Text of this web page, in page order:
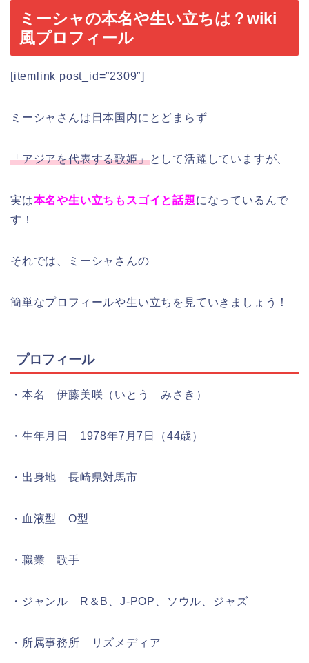
ミーシャの本名や生い立ちは？wiki
風プロフィール
[itemlink post_id=”2309″]
ミーシャさんは日本国内にとどまらず
「アジアを代表する歌姫」として活躍していますが、
実は本名や生い立ちもスゴイと話題になっているんで
す！
それでは、ミーシャさんの
簡単なプロフィールや生い立ちを見ていきましょう！
プロフィール
・本名 伊藤美咲（いとう みさき）
・生年月日 1978年7月7日（44歳）
・出身地 長崎県対馬市
・血液型 O型
・職業 歌手
・ジャンル R＆B、J-POP、ソウル、ジャズ
・所属事務所 リズメディア